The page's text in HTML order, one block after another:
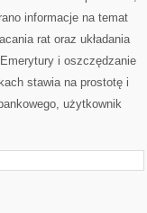
informacje na temat
rat oraz układania
i oszczędzanie
stawia na prostotę i
użytkownik